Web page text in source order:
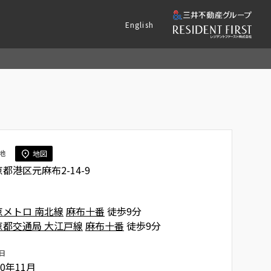
English
地図
都港区元麻布2-14-9
メトロ 南北線 麻布十番 徒歩9分
都交通局 大江戸線 麻布十番 徒歩9分
年11月